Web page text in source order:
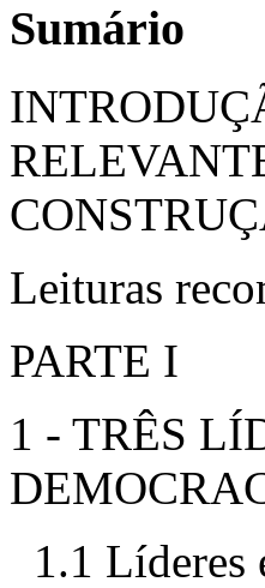
Sumário
Leituras
PARTE I
1 - TRÊS
1.1 Líderes